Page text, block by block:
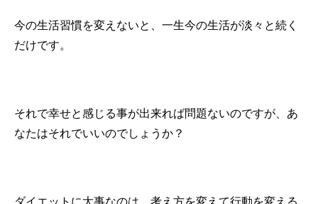
今の生活習慣を変えないと、一生今の生活が淡々と続く
だけです。
それで幸せと感じる事が出来れば問題ないのですが、あ
なたはそれでいいのでしょうか？
ダイエットに大事なのは、考え方を変えて行動を変える